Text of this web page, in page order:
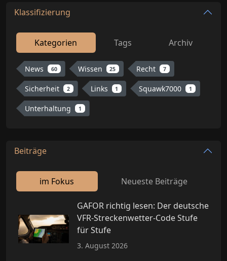
Klassifizierung
Kategorien Tags Archiv
News 60 Wissen 25 Recht 7
Sicherheit 2 Links 1 Squawk7000 1
Unterhaltung 1
Beiträge
im Fokus Neueste Beiträge
GAFOR richtig lesen: Der deutsche
VFR-Streckenwetter-Code Stufe
für Stufe
3. August 2026